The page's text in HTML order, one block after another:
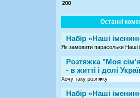
200
Останні
Набір «Наші
Як замовити парасольки Наші
Розтяжка "Моя
- в житті і долі
Хочу таку розяжку
Набір «Наші